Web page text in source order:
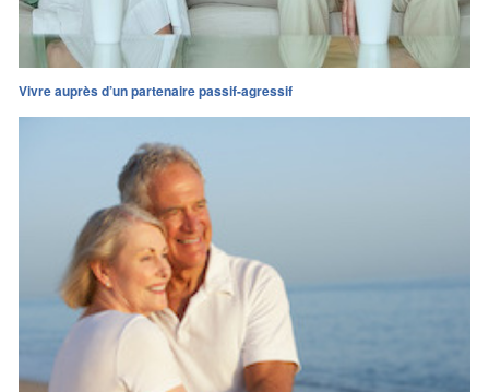
Vivre auprès d’un partenaire passif-agressif